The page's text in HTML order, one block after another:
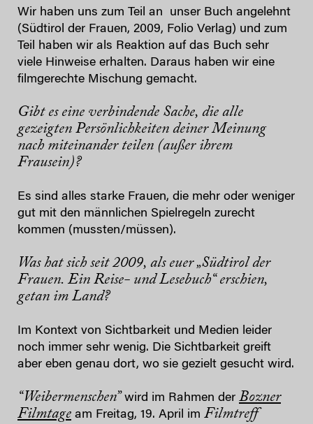
​W​ir haben uns ​zum Teil​ an unser Buch angelehnt
(Südtirol der Frauen, 2009, Folio Verlag) und zum
Teil haben wir als Reaktion auf das Buch sehr
viele Hinweise erhalten. Daraus haben wir eine
filmgerechte Mischung gemacht.
Gibt es eine verbindende Sache, die alle
gezeigten Persönlichkeiten deiner Meinung
nach miteinander teilen (außer ihrem
Frausein)?
​E​s sind alles starke ​Frauen, die mehr oder weniger
gut mit den männlichen ​S​pielregeln zurecht
kommen (mussten/müssen).
Was hat sich seit​2009, als euer​„Südtirol der
Frauen. Ein Reise- und Lesebuch“ erschien,
getan ​im Land?
Im Kontext von Sichtbarkeit und Medien leider
noch immer sehr wenig. Die Sichtbarkeit greift
aber eben genau dort, wo sie gezielt gesucht wird.
“Weibermenschen” wird im Rahmen der Bozner
Filmtage am Freitag, 19. April im Filmtreff